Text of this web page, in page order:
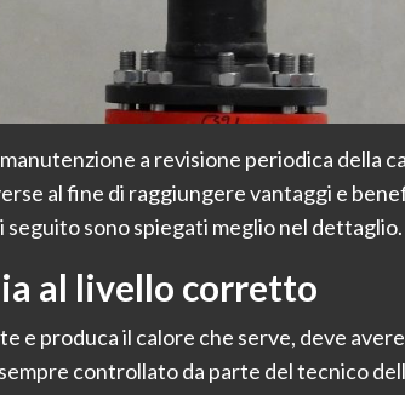
a revisione periodica della
al fine di raggiungere vantaggi e
sono spiegati meglio nel dettaglio.
al livello corretto
e produca il calore che serve, deve
controllato da parte del tecnico